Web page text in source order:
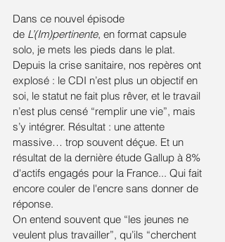
Dans ce nouvel épisode
de L’(Im)pertinente, en format capsule
solo, je mets les pieds dans le plat.
Depuis la crise sanitaire, nos repères ont
explosé : le CDI n’est plus un objectif en
soi, le statut ne fait plus rêver, et le travail
n’est plus censé “remplir une vie”, mais
s’y intégrer. Résultat : une attente
massive… trop souvent déçue. Et un
résultat de la dernière étude Gallup à 8%
d'actifs engagés pour la France... Qui fait
encore couler de l'encre sans donner de
réponse.
On entend souvent que “les jeunes ne
veulent plus travailler”, qu’ils “cherchent